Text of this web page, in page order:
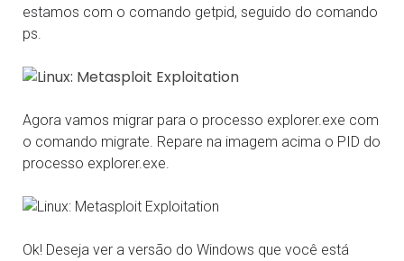
estamos com o comando getpid, seguido do comando
ps.
Agora vamos migrar para o processo explorer.exe com
o comando migrate. Repare na imagem acima o PID do
processo explorer.exe.
Ok! Deseja ver a versão do Windows que você está